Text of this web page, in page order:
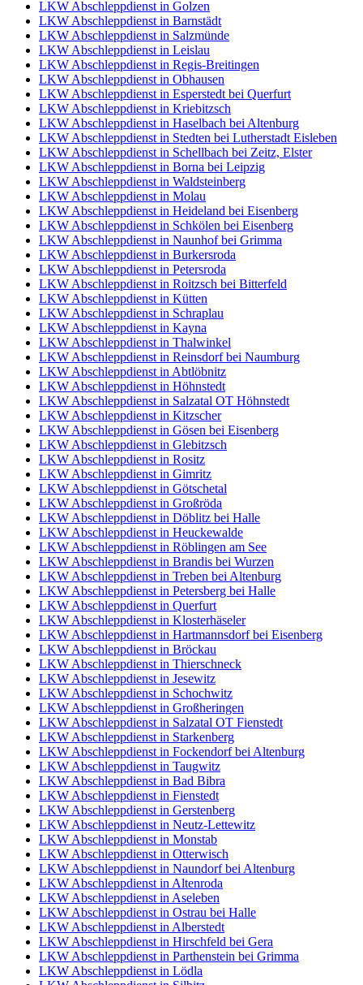
LKW Abschleppdienst in Golzen
LKW Abschleppdienst in Barnstädt
LKW Abschleppdienst in Salzmünde
LKW Abschleppdienst in Leislau
LKW Abschleppdienst in Regis-Breitingen
LKW Abschleppdienst in Obhausen
LKW Abschleppdienst in Esperstedt bei Querfurt
LKW Abschleppdienst in Kriebitzsch
LKW Abschleppdienst in Haselbach bei Altenburg
LKW Abschleppdienst in Stedten bei Lutherstadt Eisleben
LKW Abschleppdienst in Schellbach bei Zeitz, Elster
LKW Abschleppdienst in Borna bei Leipzig
LKW Abschleppdienst in Waldsteinberg
LKW Abschleppdienst in Molau
LKW Abschleppdienst in Heideland bei Eisenberg
LKW Abschleppdienst in Schkölen bei Eisenberg
LKW Abschleppdienst in Naunhof bei Grimma
LKW Abschleppdienst in Burkersroda
LKW Abschleppdienst in Petersroda
LKW Abschleppdienst in Roitzsch bei Bitterfeld
LKW Abschleppdienst in Kütten
LKW Abschleppdienst in Schraplau
LKW Abschleppdienst in Kayna
LKW Abschleppdienst in Thalwinkel
LKW Abschleppdienst in Reinsdorf bei Naumburg
LKW Abschleppdienst in Abtlöbnitz
LKW Abschleppdienst in Höhnstedt
LKW Abschleppdienst in Salzatal OT Höhnstedt
LKW Abschleppdienst in Kitzscher
LKW Abschleppdienst in Gösen bei Eisenberg
LKW Abschleppdienst in Glebitzsch
LKW Abschleppdienst in Rositz
LKW Abschleppdienst in Gimritz
LKW Abschleppdienst in Götschetal
LKW Abschleppdienst in Großröda
LKW Abschleppdienst in Döblitz bei Halle
LKW Abschleppdienst in Heuckewalde
LKW Abschleppdienst in Röblingen am See
LKW Abschleppdienst in Brandis bei Wurzen
LKW Abschleppdienst in Treben bei Altenburg
LKW Abschleppdienst in Petersberg bei Halle
LKW Abschleppdienst in Querfurt
LKW Abschleppdienst in Klosterhäseler
LKW Abschleppdienst in Hartmannsdorf bei Eisenberg
LKW Abschleppdienst in Bröckau
LKW Abschleppdienst in Thierschneck
LKW Abschleppdienst in Jesewitz
LKW Abschleppdienst in Schochwitz
LKW Abschleppdienst in Großheringen
LKW Abschleppdienst in Salzatal OT Fienstedt
LKW Abschleppdienst in Starkenberg
LKW Abschleppdienst in Fockendorf bei Altenburg
LKW Abschleppdienst in Taugwitz
LKW Abschleppdienst in Bad Bibra
LKW Abschleppdienst in Fienstedt
LKW Abschleppdienst in Gerstenberg
LKW Abschleppdienst in Neutz-Lettewitz
LKW Abschleppdienst in Monstab
LKW Abschleppdienst in Otterwisch
LKW Abschleppdienst in Naundorf bei Altenburg
LKW Abschleppdienst in Altenroda
LKW Abschleppdienst in Aseleben
LKW Abschleppdienst in Ostrau bei Halle
LKW Abschleppdienst in Alberstedt
LKW Abschleppdienst in Hirschfeld bei Gera
LKW Abschleppdienst in Parthenstein bei Grimma
LKW Abschleppdienst in Lödla